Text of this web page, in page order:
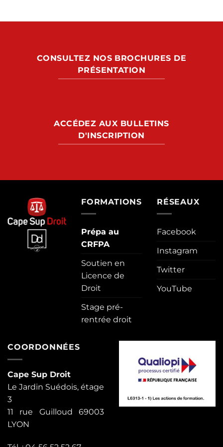
CONSULTEZ NOS BROCHURES DE
PRÉSENTATION
ACCÉDEZ AUX BULLETINS
D'INSCRIPTION
FORMATIONS
Prépa au
CRFPA
Soutien en
Licence de
Droit
Stage pré-
rentrée droit
RÉSEAUX
Facebook
Instagram
Twitter
YouTube
COORDONNÉES
Cape Sup Droit
Le Jardin Suédois, étage
3
11 rue Guilloud 69003
LYON